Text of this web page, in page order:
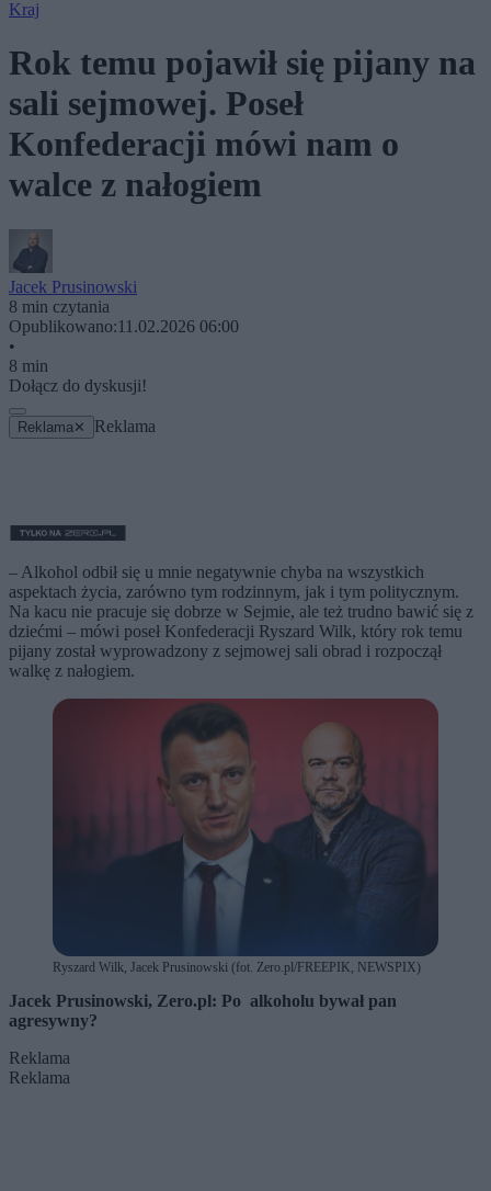
Kraj
Rok temu pojawił się pijany na
sali sejmowej. Poseł
Konfederacji mówi nam o
walce z nałogiem
Jacek Prusinowski
8 min czytania
Opublikowano:11.02.2026 06:00
•
8 min
Dołącz do dyskusji!
Reklama ✕ Reklama
– Alkohol odbił się u mnie negatywnie chyba na wszystkich
aspektach życia, zarówno tym rodzinnym, jak i tym politycznym.
Na kacu nie pracuje się dobrze w Sejmie, ale też trudno bawić się z
dziećmi – mówi poseł Konfederacji Ryszard Wilk, który rok temu
pijany został wyprowadzony z sejmowej sali obrad i rozpoczął
walkę z nałogiem.
Ryszard Wilk, Jacek Prusinowski (fot. Zero.pl/FREEPIK, NEWSPIX)
Jacek Prusinowski, Zero.pl: Po alkoholu bywał pan
agresywny?
Reklama
Reklama